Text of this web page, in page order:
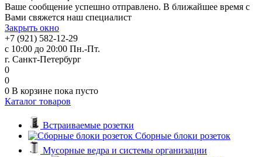
Ваше сообщение успешно отправлено. В ближайшее время с
Вами свяжется наш специалист
Закрыть окно
+7 (921) 582-12-29
с 10:00 до 20:00 Пн.-Пт.
г. Санкт-Петербург
0
0
0 В корзине пока пусто
Каталог товаров
Встраиваемые розетки
Сборные блоки розеток
Мусорные ведра и системы организации